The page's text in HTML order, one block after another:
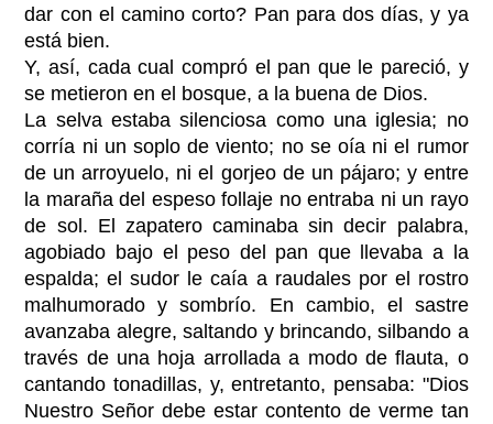
dar con el camino corto? Pan para dos días, y ya
está bien.
Y, así, cada cual compró el pan que le pareció, y
se metieron en el bosque, a la buena de Dios.
La selva estaba silenciosa como una iglesia; no
corría ni un soplo de viento; no se oía ni el rumor
de un arroyuelo, ni el gorjeo de un pájaro; y entre
la maraña del espeso follaje no entraba ni un rayo
de sol. El zapatero caminaba sin decir palabra,
agobiado bajo el peso del pan que llevaba a la
espalda; el sudor le caía a raudales por el rostro
malhumorado y sombrío. En cambio, el sastre
avanzaba alegre, saltando y brincando, silbando a
través de una hoja arrollada a modo de flauta, o
cantando tonadillas, y, entretanto, pensaba: "Dios
Nuestro Señor debe estar contento de verme tan